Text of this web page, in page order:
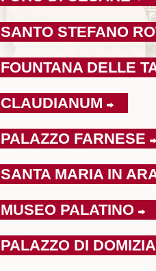
SANTO STEFANO
FOUNTANA DELLE
CLAUDIANUM
PALAZZO FARNESE
SANTA MARIA IN
MUSEO PALATINO
PALAZZO DI